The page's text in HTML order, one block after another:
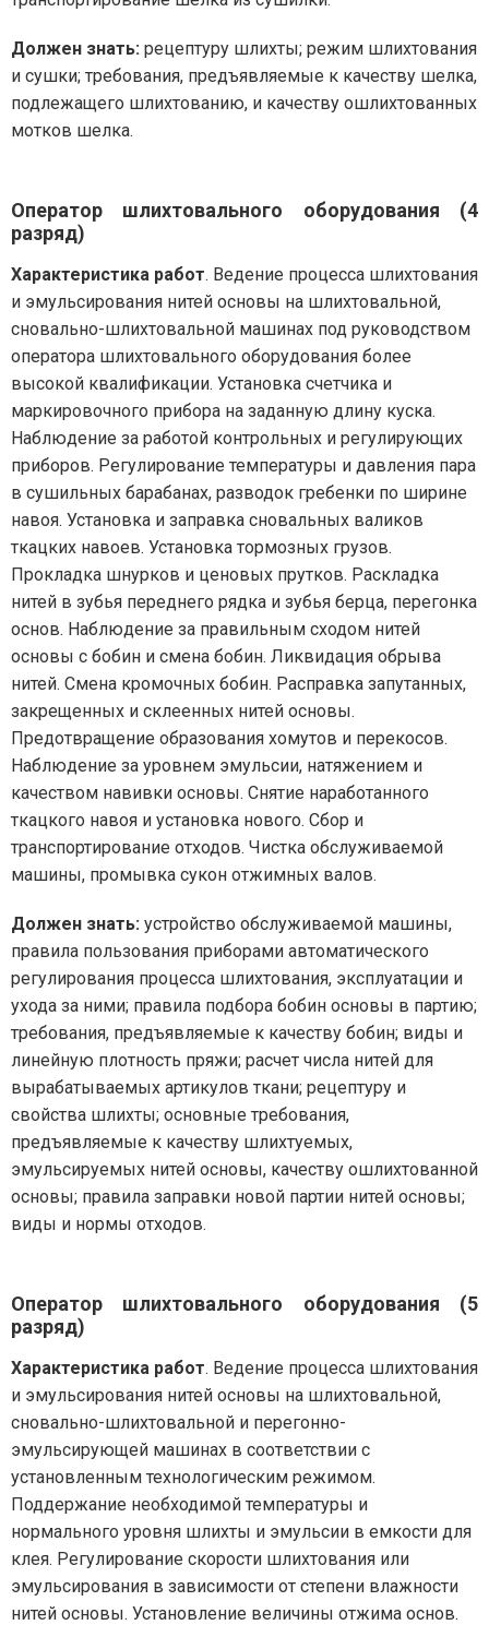
Должен знать: рецептуру шлихты; режим шлихтования
и сушки; требования, предъявляемые к качеству шелка,
подлежащего шлихтованию, и качеству ошлихтованных
мотков шелка.
Оператор шлихтовального оборудования (4
разряд)
Характеристика работ. Ведение процесса шлихтования
и эмульсирования нитей основы на шлихтовальной,
сновально-шлихтовальной машинах под руководством
оператора шлихтовального оборудования более
высокой квалификации. Установка счетчика и
маркировочного прибора на заданную длину куска.
Наблюдение за работой контрольных и регулирующих
приборов. Регулирование температуры и давления пара
в сушильных барабанах, разводок гребенки по ширине
навоя. Установка и заправка сновальных валиков
ткацких навоев. Установка тормозных грузов.
Прокладка шнурков и ценовых прутков. Раскладка
нитей в зубья переднего рядка и зубья берца, перегонка
основ. Наблюдение за правильным сходом нитей
основы с бобин и смена бобин. Ликвидация обрыва
нитей. Смена кромочных бобин. Расправка запутанных,
закрещенных и склеенных нитей основы.
Предотвращение образования хомутов и перекосов.
Наблюдение за уровнем эмульсии, натяжением и
качеством навивки основы. Снятие наработанного
ткацкого навоя и установка нового. Сбор и
транспортирование отходов. Чистка обслуживаемой
машины, промывка сукон отжимных валов.
Должен знать: устройство обслуживаемой машины,
правила пользования приборами автоматического
регулирования процесса шлихтования, эксплуатации и
ухода за ними; правила подбора бобин основы в партию;
требования, предъявляемые к качеству бобин; виды и
линейную плотность пряжи; расчет числа нитей для
вырабатываемых артикулов ткани; рецептуру и
свойства шлихты; основные требования,
предъявляемые к качеству шлихтуемых,
эмульсируемых нитей основы, качеству ошлихтованной
основы; правила заправки новой партии нитей основы;
виды и нормы отходов.
Оператор шлихтовального оборудования (5
разряд)
Характеристика работ. Ведение процесса шлихтования
и эмульсирования нитей основы на шлихтовальной,
сновально-шлихтовальной и перегонно-
эмульсирующей машинах в соответствии с
установленным технологическим режимом.
Поддержание необходимой температуры и
нормального уровня шлихты и эмульсии в емкости для
клея. Регулирование скорости шлихтования или
эмульсирования в зависимости от степени влажности
нитей основы. Установление величины отжима основ.